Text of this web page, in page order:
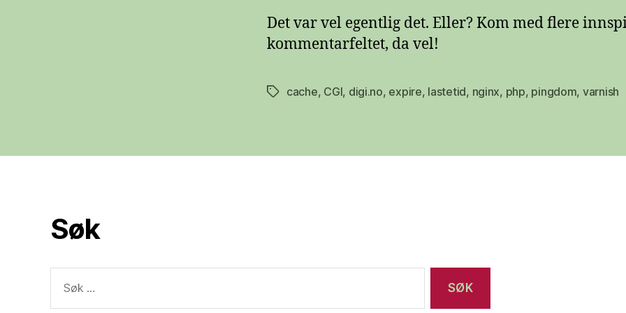
Det var vel egentlig det. Eller? Kom med flere
kommentarfeltet, da vel!
Stikkord
cache, CGI, digi.no, expire, lastetid, nginx, php, pingdom, varnish
Søk
etter: